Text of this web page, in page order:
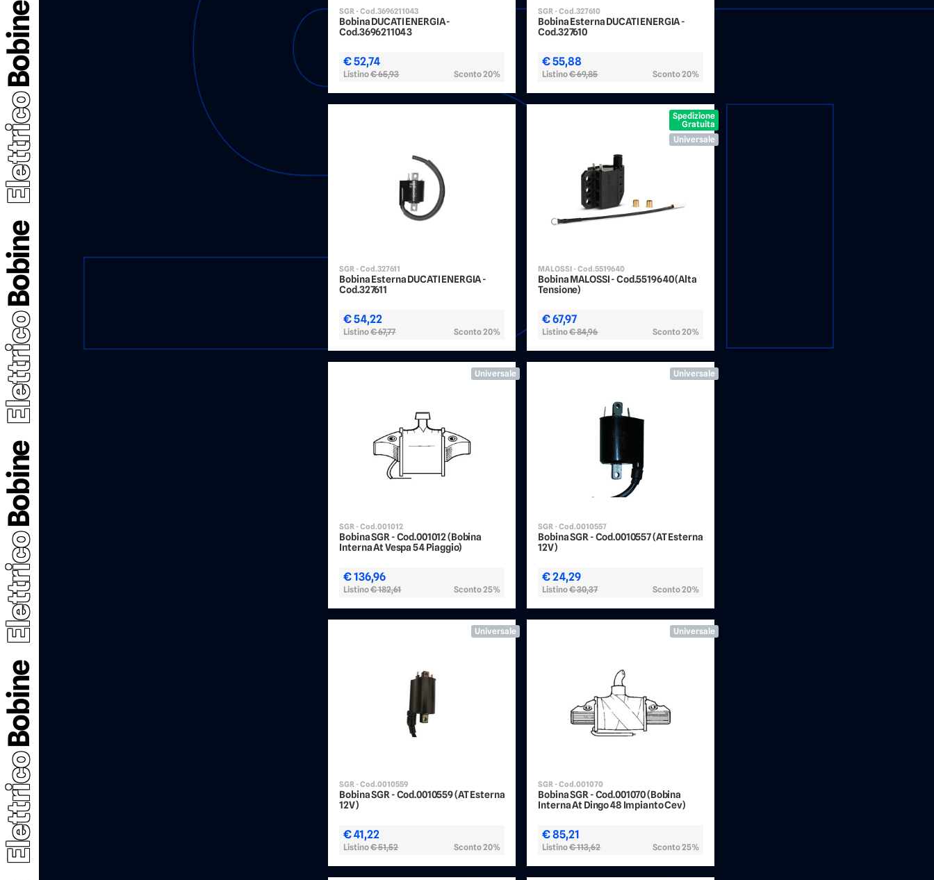
Elettrico
Bobine
Elettrico
Bobine
Elettrico
Bobine
Elettrico
Bobine SGR - Cod.3696211043
Bobina DUCATI ENERGIA -
Cod.3696211043
€ 52,74
Listino€ 65,93 Sconto 20%
SGR - Cod.327610
Bobina Esterna DUCATI ENERGIA -
Cod.327610
€ 55,88
Listino€ 69,85 Sconto 20%
SGR - Cod.327611
Bobina Esterna DUCATI ENERGIA -
Cod.327611
€ 54,22
Listino€ 67,77 Sconto 20%
Spedizione
Gratuita
Universale
MALOSSI - Cod.5519640
Bobina MALOSSI - Cod.5519640 (Alta
Tensione)
€ 67,97
Listino€ 84,96 Sconto 20%
Universale
SGR - Cod.001012
Bobina SGR - Cod.001012 (Bobina
Interna At Vespa 54 Piaggio)
€ 136,96
Listino€ 182,61 Sconto 25%
Universale
SGR - Cod.0010557
Bobina SGR - Cod.0010557 (AT Esterna
12V)
€ 24,29
Listino€ 30,37 Sconto 20%
Universale
SGR - Cod.0010559
Bobina SGR - Cod.0010559 (AT Esterna
12V)
€ 41,22
Listino€ 51,52 Sconto 20%
Universale
SGR - Cod.001070
Bobina SGR - Cod.001070 (Bobina
Interna At Dingo 48 Impianto Cev)
€ 85,21
Listino€ 113,62 Sconto 25%